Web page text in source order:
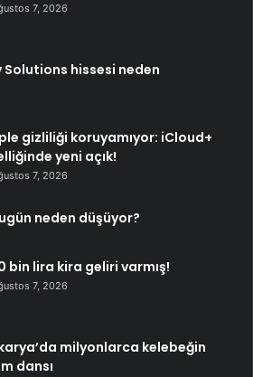
7, 2026
Solutions hissesi neden
gizliliği koruyamıyor: iCloud+
yeni açık!
7, 2026
neden düşüyor?
bin lira kira geliri varmış!
7, 2026
milyonlarca kelebeğin
dansı